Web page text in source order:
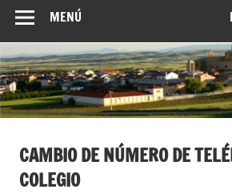
MENÚ
CAMBIO DE NÚMERO DE
COLEGIO